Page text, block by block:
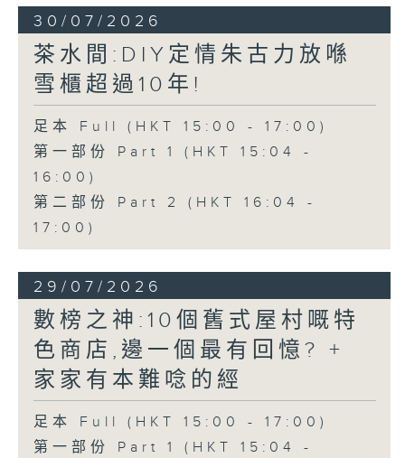
30/07/2026
茶水間:DIY定情朱古力放喺
雪櫃超過10年!
足本 Full (HKT 15:00 - 17:00)
第一部份 Part 1 (HKT 15:04 -
16:00)
第二部份 Part 2 (HKT 16:04 -
17:00)
29/07/2026
數榜之神:10個舊式屋村嘅特
色商店,邊一個最有回憶? +
家家有本難唸的經
足本 Full (HKT 15:00 - 17:00)
第一部份 Part 1 (HKT 15:04 -